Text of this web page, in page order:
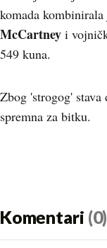
komada
McCartney i
549 kuna.
Zbog 'strogog'
spremna za bitku.
Komentari (0)